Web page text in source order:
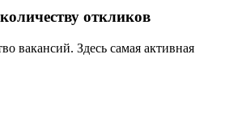
откликов
вакансий. Здесь самая активная